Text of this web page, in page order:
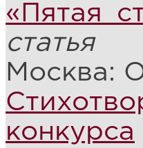
«Пятая
статья
Москва:
конкурса